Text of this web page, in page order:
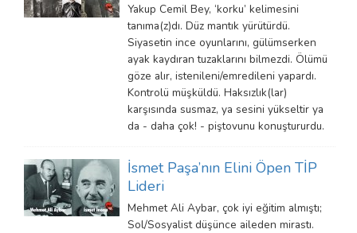
Yakup Cemil Bey, ‘korku’ kelimesini
tanıma(z)dı. Düz mantık yürütürdü.
Siyasetin ince oyunlarını, gülümserken
ayak kaydıran tuzaklarını bilmezdi. Ölümü
göze alır, istenileni/emredileni yapardı.
Kontrolü müşküldü. Haksızlık(lar)
karşısında susmaz, ya sesini yükseltir ya
da - daha çok! - piştovunu konuştururdu.
İsmet Paşa’nın Elini Öpen TİP
Lideri
Mehmet Ali Aybar, çok iyi eğitim almıştı;
Sol/Sosyalist düşünce aileden mirastı.